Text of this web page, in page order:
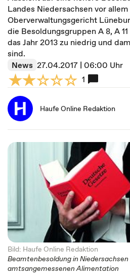
Landes Niedersachsen vor allem
Oberverwaltungsgericht
die Besoldungsgruppen A 8, A
das Jahr 2013 zu niedrig und
sind.
News 27.04.2017 | 06:00 Uhr
1
Haufe Online Redaktion
Bild: Haufe Online Redaktion
Beamtenbesoldung in
amtsangemessenen Alimentation